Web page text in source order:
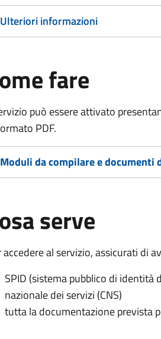
Ulteriori informazioni
fare
può essere attivato
PDF.
Moduli da compilare e documenti
serve
accedere al servizio, assicurati di
SPID (sistema pubblico di identità
nazionale dei servizi (CNS)
tutta la documentazione prevista